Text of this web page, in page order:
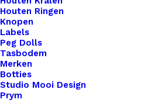
Houten Ringen
Knopen
Labels
Peg Dolls
Tasbodem
Merken
Botties
Studio Mooi Design
Prym